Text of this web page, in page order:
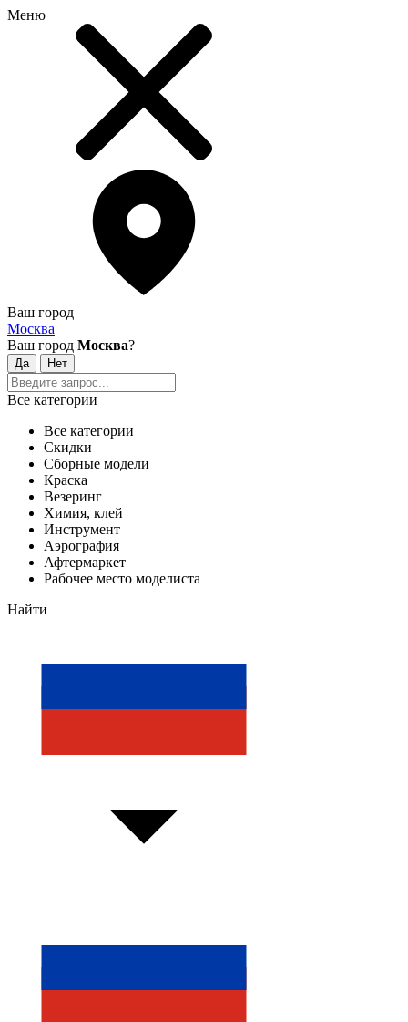
Меню
Ваш город
Москва
Ваш город Москва?
Все категории
Все категории
Скидки
Сборные модели
Краска
Везеринг
Химия, клей
Инструмент
Аэрография
Афтермаркет
Рабочее место моделиста
Найти